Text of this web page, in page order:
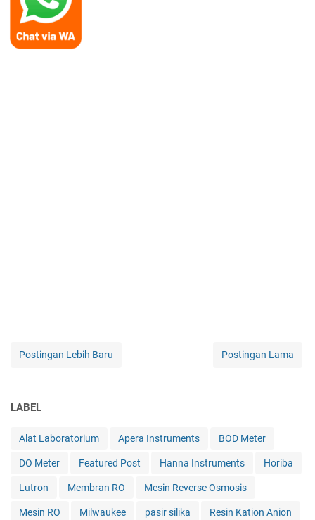
Postingan Lebih Baru Postingan Lama
LABEL
Alat Laboratorium Apera Instruments BOD Meter
DO Meter Featured Post Hanna Instruments Horiba
Lutron Membran RO Mesin Reverse Osmosis
Mesin RO Milwaukee pasir silika Resin Kation Anion